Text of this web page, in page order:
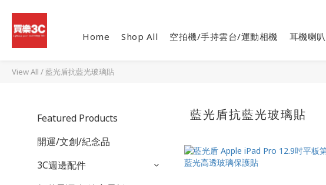
Home Shop All 空拍機/手持雲台/運動相機 耳機喇
View All /藍光盾抗藍光玻璃貼
Featured Products
開運/文創/紀念品
3C週邊配件
藍光盾抗藍光玻璃貼